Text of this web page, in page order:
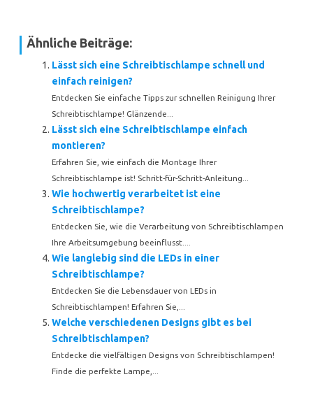
Ähnliche Beiträge:
Lässt sich eine Schreibtischlampe schnell und
einfach reinigen?
Entdecken Sie einfache Tipps zur schnellen Reinigung Ihrer
Schreibtischlampe! Glänzende...
Lässt sich eine Schreibtischlampe einfach
montieren?
Erfahren Sie, wie einfach die Montage Ihrer
Schreibtischlampe ist! Schritt-für-Schritt-Anleitung...
Wie hochwertig verarbeitet ist eine
Schreibtischlampe?
Entdecken Sie, wie die Verarbeitung von Schreibtischlampen
Ihre Arbeitsumgebung beeinflusst....
Wie langlebig sind die LEDs in einer
Schreibtischlampe?
Entdecken Sie die Lebensdauer von LEDs in
Schreibtischlampen! Erfahren Sie,...
Welche verschiedenen Designs gibt es bei
Schreibtischlampen?
Entdecke die vielfältigen Designs von Schreibtischlampen!
Finde die perfekte Lampe,...